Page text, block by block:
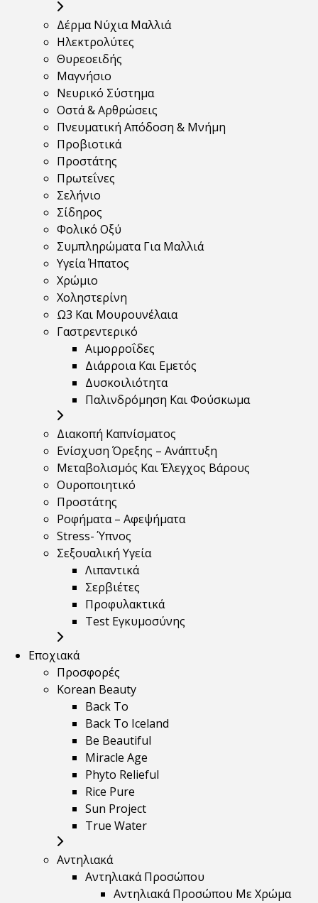
Δέρμα Νύχια Μαλλιά
Ηλεκτρολύτες
Θυρεοειδής
Μαγνήσιο
Νευρικό Σύστημα
Οστά & Αρθρώσεις
Πνευματική Απόδοση & Μνήμη
Προβιοτικά
Προστάτης
Πρωτεΐνες
Σελήνιο
Σίδηρος
Φολικό Οξύ
Συμπληρώματα Για Μαλλιά
Υγεία Ήπατος
Χρώμιο
Χοληστερίνη
Ω3 Και Μουρουνέλαια
Γαστρεντερικό
Αιμορροΐδες
Διάρροια Και Εμετός
Δυσκοιλιότητα
Παλινδρόμηση Και Φούσκωμα
Διακοπή Καπνίσματος
Ενίσχυση Όρεξης – Ανάπτυξη
Μεταβολισμός Και Έλεγχος Βάρους
Ουροποιητικό
Προστάτης
Ροφήματα – Αφεψήματα
Stress- Ύπνος
Σεξουαλική Υγεία
Λιπαντικά
Σερβιέτες
Προφυλακτικά
Test Εγκυμοσύνης
Εποχιακά
Προσφορές
Korean Beauty
Back To
Back To Iceland
Be Beautiful
Miracle Age
Phyto Relieful
Rice Pure
Sun Project
True Water
Αντηλιακά
Αντηλιακά Προσώπου
Αντηλιακά Προσώπου Με Χρώμα